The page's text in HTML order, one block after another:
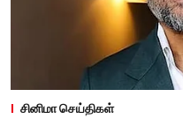
சினிமா செய்திகள்